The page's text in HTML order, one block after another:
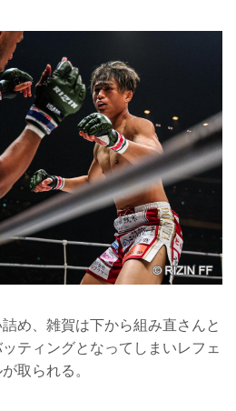
め、雑賀は下から組み直さんと
ティングとなってしまいレフェ
取られる。